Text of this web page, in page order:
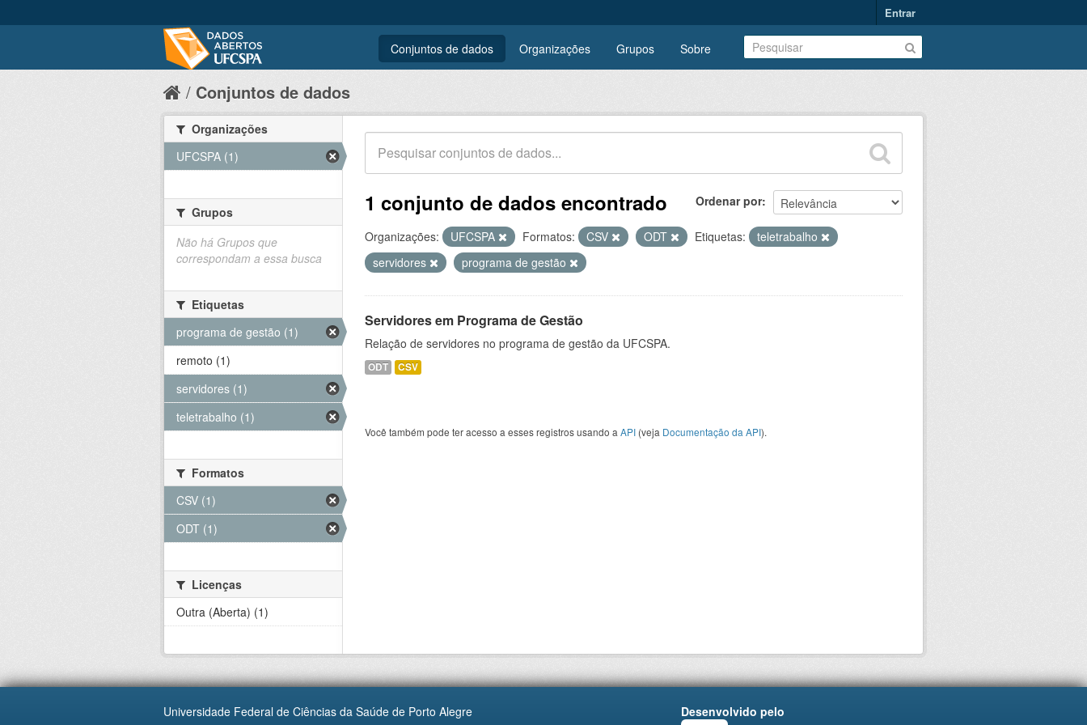
Entrar
Conjuntos de dados Organizações Grupos Sobre
Conjuntos de dados
Ordenar por
1 conjunto de dados encontrado
Organizações: UFCSPA Formatos: CSV ODT Etiquetas:
teletrabalho
servidores
programa de gestão
Servidores em Programa de Gestão
Relação de servidores no programa de gestão da UFCSPA.
ODT CSV
Você também pode ter acesso a esses registros usando a API (veja Documentação da API).
Organizações
UFCSPA (1)
Grupos
Não há Grupos que
correspondam a essa busca
Etiquetas
programa de gestão (1)
remoto (1)
servidores (1)
teletrabalho (1)
Formatos
CSV (1)
ODT (1)
Licenças
Outra (Aberta) (1)
Universidade Federal de Ciências da Saúde de Porto Alegre
Desenvolvido pelo